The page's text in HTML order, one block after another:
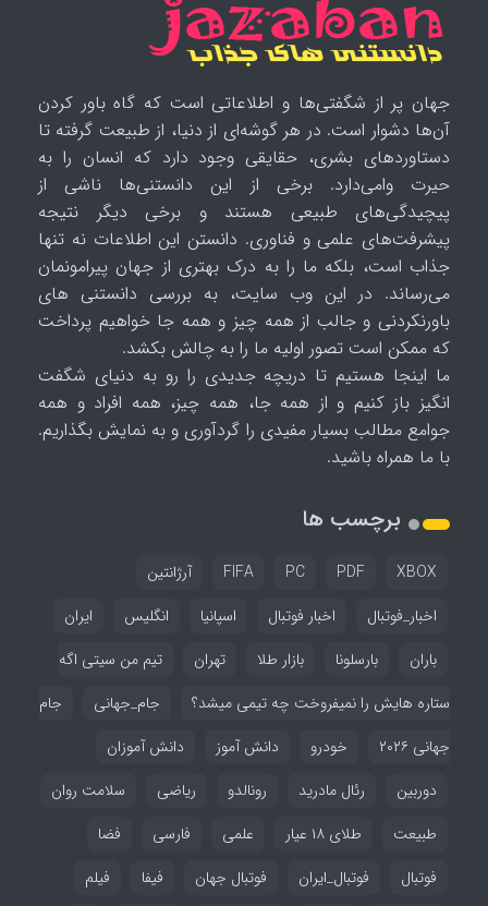
جهان پر از شگفتی‌ها و اطلاعاتی است که گاه باور کردن
آن‌ها دشوار است. در هر گوشه‌ای از دنیا، از طبیعت گرفته تا
دستاوردهای بشری، حقایقی وجود دارد که انسان را به
حیرت وامی‌دارد. برخی از این دانستنی‌ها ناشی از
پیچیدگی‌های طبیعی هستند و برخی دیگر نتیجه
پیشرفت‌های علمی و فناوری. دانستن این اطلاعات نه تنها
جذاب است، بلکه ما را به درک بهتری از جهان پیرامونمان
می‌رساند. در این وب سایت، به بررسی دانستنی های
باورنکردنی و جالب از همه چیز و همه جا خواهیم پرداخت
که ممکن است تصور اولیه ما را به چالش بکشد.
ما اینجا هستیم تا دریچه جدیدی را رو به دنیای شگفت
انگیز باز کنیم و از همه جا، همه چیز، همه افراد و همه
جوامع مطالب بسیار مفیدی را گردآوری و به نمایش بگذاریم.
با ما همراه باشید.
برچسب ها
FIFA PC PDF XBOX
آرژانتین
اخبار_فوتبال
اخبار فوتبال اسپانیا انگلیس
ایران
باران
بارسلونا بازار طلا تهران
تیم من سیتی اگه
ستاره هایش را نمیفروخت چه تیمی میشد؟
جام_جهانی
جام
جهانی ۲۰۲۶
خودرو دانش آموز
دانش آموزان
دوربین
رئال مادرید رونالدو ریاضی
سلامت روان
طبیعت
طلای ۱۸ عیار علمی فارسی
فضا
فوتبال
فوتبال_ایران فوتبال جهان فیفا فیلم